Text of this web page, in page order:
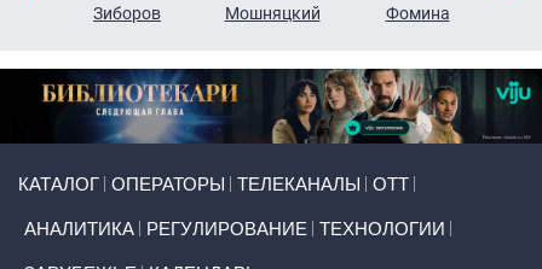
Зиборов
Мошняцкий
Фомина
КАТАЛОГ ОПЕРАТОРЫ ТЕЛЕКАНАЛЫ ОТТ
АНАЛИТИКА РЕГУЛИРОВАНИЕ ТЕХНОЛОГИИ